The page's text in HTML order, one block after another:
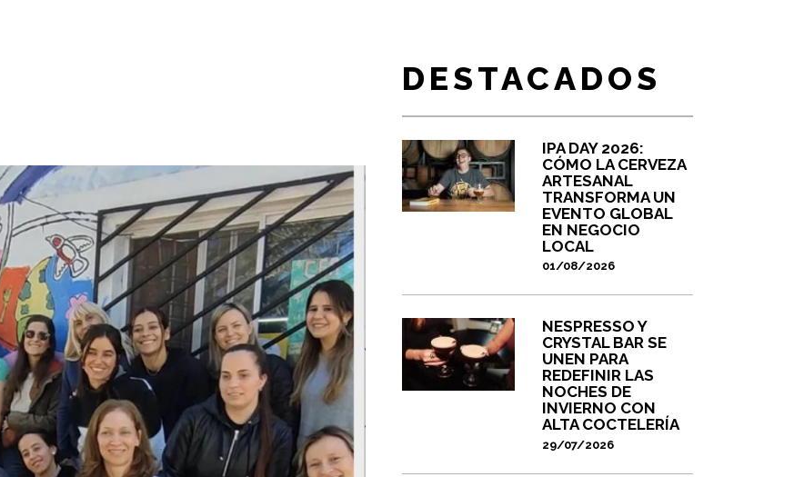
DESTACADOS
IPA DAY 2026:
CÓMO LA CERVEZA
ARTESANAL
TRANSFORMA UN
EVENTO GLOBAL
EN NEGOCIO
LOCAL
01/08/2026
NESPRESSO Y
CRYSTAL BAR SE
UNEN PARA
REDEFINIR LAS
NOCHES DE
INVIERNO CON
ALTA COCTELERÍA
29/07/2026